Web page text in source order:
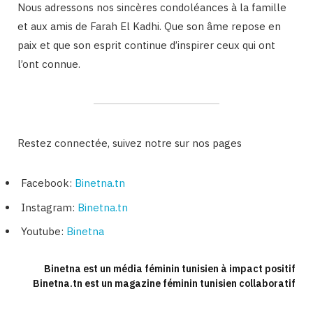
Nous adressons nos sincères condoléances à la famille
et aux amis de Farah El Kadhi. Que son âme repose en
paix et que son esprit continue d’inspirer ceux qui ont
l’ont connue.
Restez connectée, suivez notre sur nos pages
Facebook: Binetna.tn
Instagram: Binetna.tn
Youtube: Binetna
Binetna est un média féminin tunisien à impact positif
Binetna.tn est un magazine féminin tunisien collaboratif